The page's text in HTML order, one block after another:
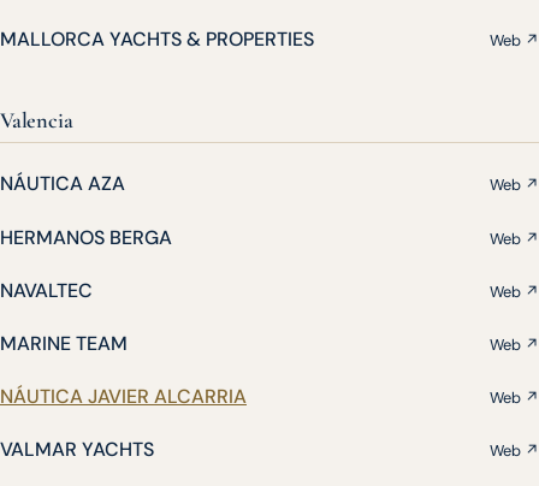
MALLORCA YACHTS & PROPERTIES Web ↗
Valencia
NÁUTICA AZA Web ↗
HERMANOS BERGA Web ↗
NAVALTEC Web ↗
MARINE TEAM Web ↗
NÁUTICA JAVIER ALCARRIA Web ↗
VALMAR YACHTS Web ↗